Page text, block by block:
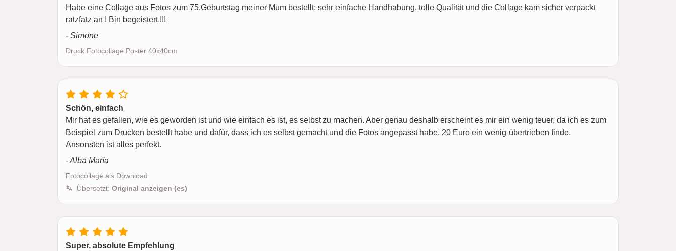
Habe eine Collage aus Fotos zum 75.Geburtstag meiner Mum bestellt: sehr einfache Handhabung, tolle Qualität und die Collage kam sicher verpackt
ratzfatz an ! Bin begeistert.!!!
- Simone
Druck Fotocollage Poster 40x40cm
Schön, einfach
Mir hat es gefallen, wie es geworden ist und wie einfach es ist, es selbst zu machen. Aber genau deshalb erscheint es mir ein wenig teuer, da ich es zum
Beispiel zum Drucken bestellt habe und dafür, dass ich es selbst gemacht und die Fotos angepasst habe, 20 Euro ein wenig übertrieben finde.
Ansonsten ist alles perfekt.
- Alba María
Fotocollage als Download
Übersetzt: Original anzeigen (es)
Super, absolute Empfehlung